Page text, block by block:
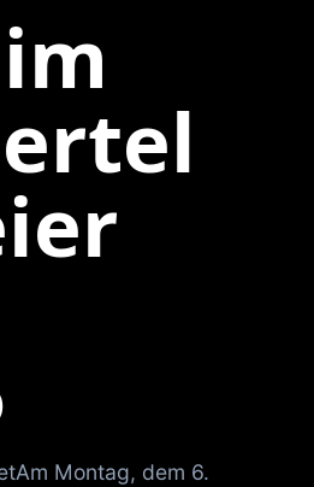
Montag, dem 6.